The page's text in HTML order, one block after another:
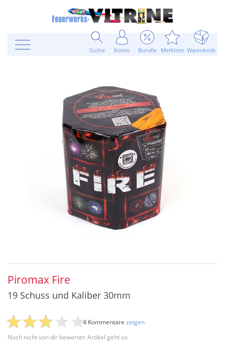
Suche Konto Bundle Merkliste Warenkorb
Piromax Fire
19 Schuss und Kaliber 30mm
Noch nicht von dir bewertet: Artikel geht so
4 Kommentare zeigen